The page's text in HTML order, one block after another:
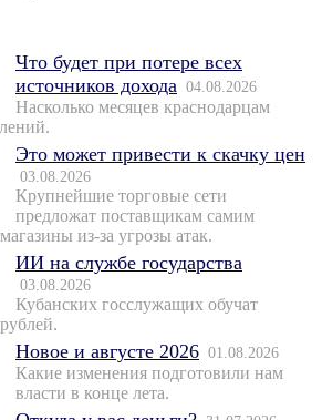
Что будет при потере всех
источников дохода 04.08.2026
Насколько месяцев краснодарцам
Это может привести к скачку цен
03.08.2026
Крупнейшие торговые сети
предложат поставщикам самим
из-за угрозы атак.
ИИ на службе государства
03.08.2026
Кубанских госслужащих обучат
Новое и августе 2026 01.08.2026
Какие изменения подготовили нам
власти в конце лета.